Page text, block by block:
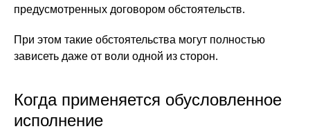
предусмотренных договором обстоятельств.
При этом такие обстоятельства могут полностью
зависеть даже от воли одной из сторон.
Когда применяется обусловленное
исполнение